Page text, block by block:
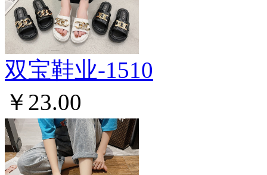
双宝鞋业-1510
￥23.00